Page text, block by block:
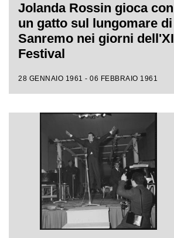
Jolanda Rossin gioca con
un gatto sul lungomare di
Sanremo nei giorni dell'XI
Festival
28 GENNAIO 1961 - 06 FEBBRAIO 1961